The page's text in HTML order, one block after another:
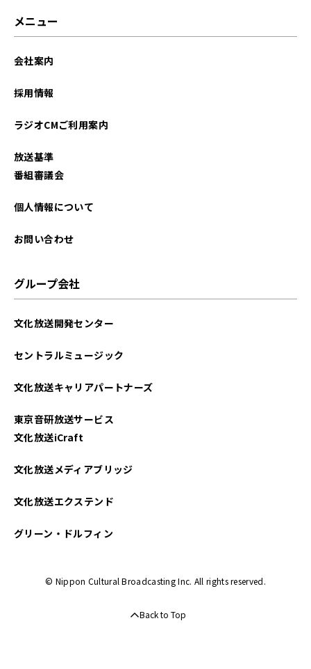
2021年09月
メニュー
会社案内
採用情報
ラジオCMご利用案内
放送基準
番組審議会
個人情報について
お問い合わせ
グループ会社
文化放送開発センター
セントラルミュージック
文化放送キャリアパートナーズ
東京音研放送サービス
文化放送iCraft
文化放送メディアブリッジ
文化放送エクステンド
グリーン・ドルフィン
© Nippon Cultural Broadcasting Inc. All rights reserved.
Back to Top